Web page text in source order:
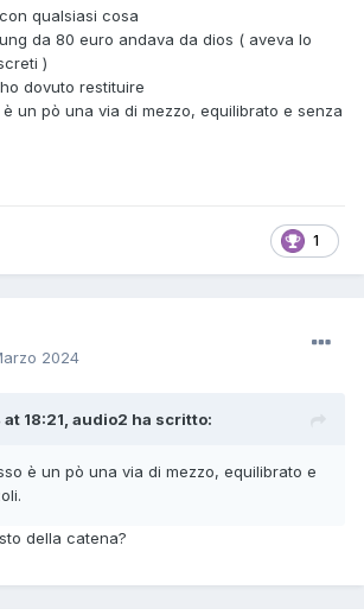
qualsiasi cosa
da 80 euro andava da dios ( aveva lo
)
dovuto restituire
un pò una via di mezzo, equilibrato e senza
1
2024
18:21, audio2 ha scritto:
è un pò una via di mezzo, equilibrato e
della catena?